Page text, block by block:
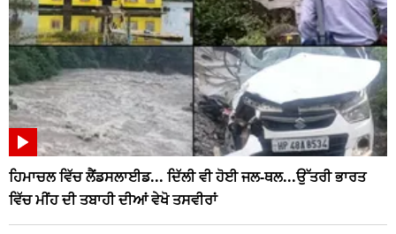
ਹਿਮਾਚਲ ਵਿੱਚ ਲੈਂਡਸਲਾਈਡ... ਦਿੱਲੀ ਵੀ ਹੋਈ ਜਲ-ਥਲ...ਉੱਤਰੀ ਭਾਰਤ
ਵਿੱਚ ਮੀਂਹ ਦੀ ਤਬਾਹੀ ਦੀਆਂ ਵੇਖੋ ਤਸਵੀਰਾਂ